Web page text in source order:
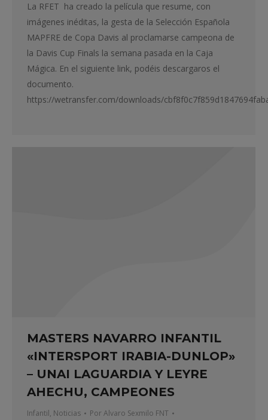
La RFET ha creado la película que resume, con
imágenes inéditas, la gesta de la Selección Española
MAPFRE de Copa Davis al proclamarse campeona de
la Davis Cup Finals la semana pasada en la Caja
Mágica. En el siguiente link, podéis descargaros el
documento.
https://wetransfer.com/downloads/
MASTERS NAVARRO INFANTIL
«INTERSPORT IRABIA-DUNLOP»
– UNAI LAGUARDIA Y LEYRE
AHECHU, CAMPEONES
Infantil, Noticias PorAlvaro Sexmilo FNT